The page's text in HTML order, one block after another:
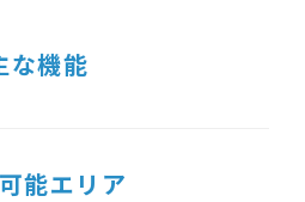
な機能
能エリア